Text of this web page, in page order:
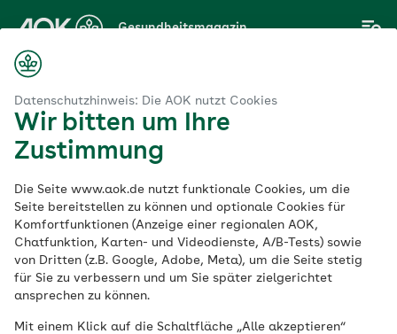
Datenschutzhinweis: Die AOK nutzt Cookies
Wir bitten um Ihre
Zustimmung
Die Seite www.aok.de nutzt funktionale Cookies, um die
Seite bereitstellen zu können und optionale Cookies für
Komfortfunktionen (Anzeige einer regionalen AOK,
Chatfunktion, Karten- und Videodienste, A/B-Tests) sowie
von Dritten (z.B. Google, Adobe, Meta), um die Seite stetig
für Sie zu verbessern und um Sie später zielgerichtet
ansprechen zu können.
Mit einem Klick auf die Schaltfläche „Alle akzeptieren“
Hauptinhalt
springen
Gesundheitsmagazin
Sport mit
Behinderung: alles
ist möglich